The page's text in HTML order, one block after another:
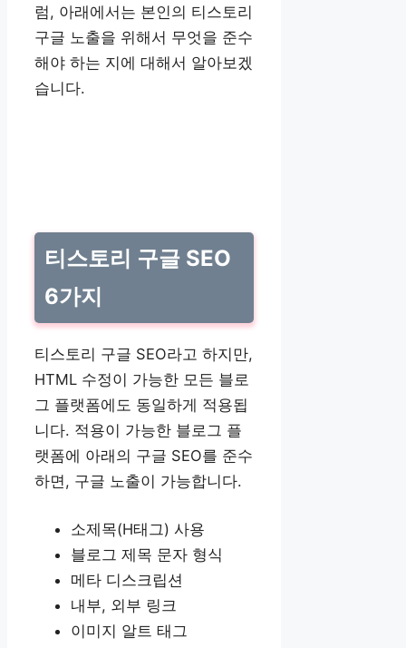
럼, 아래에서는 본인의 티스토리
구글 노출을 위해서 무엇을 준수
해야 하는 지에 대해서 알아보겠
습니다.
티스토리 구글 SEO
6가지
티스토리 구글 SEO라고 하지만,
HTML 수정이 가능한 모든 블로
그 플랫폼에도 동일하게 적용됩
니다. 적용이 가능한 블로그 플
랫폼에 아래의 구글 SEO를 준수
하면, 구글 노출이 가능합니다.
소제목(H태그) 사용
블로그 제목 문자 형식
메타 디스크립션
내부, 외부 링크
이미지 알트 태그